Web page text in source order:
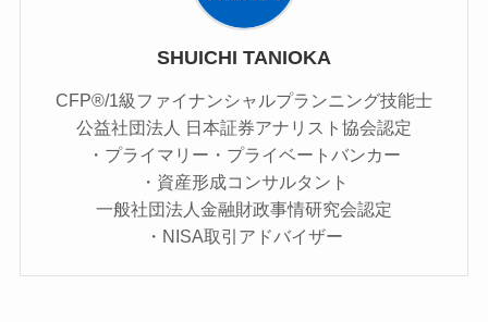
SHUICHI TANIOKA
CFP®/1級ファイナンシャルプランニング技能士
公益社団法人 日本証券アナリスト協会認定
・プライマリー・プライベートバンカー
・資産形成コンサルタント
一般社団法人金融財政事情研究会認定
・NISA取引アドバイザー